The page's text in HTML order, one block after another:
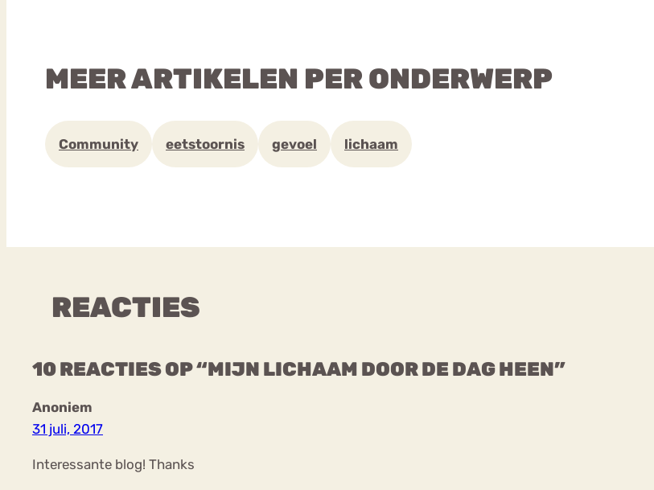
MEER ARTIKELEN PER ONDERWERP
Community eetstoornis gevoel lichaam
REACTIES
10 REACTIES OP “MIJN LICHAAM DOOR DE DAG HEEN”
Anoniem
31 juli, 2017
Interessante blog! Thanks